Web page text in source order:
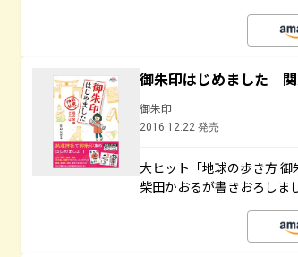
御朱印はじめました
御朱印
2016.12.22 発売
大ヒット「地球の歩き方
柴田かおるが書きおろしま